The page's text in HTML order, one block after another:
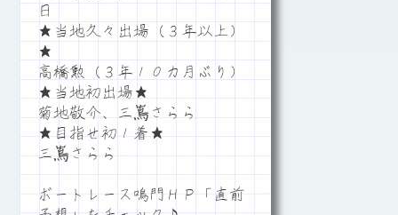
日
★当地久々出場（３年以上）
★
高橋勲（３年１０カ月ぶり）
★当地初出場★
菊地敬介、三嶌さらら
★目指せ初１着★
三嶌さらら
ボートレース鳴門ＨＰ「直前